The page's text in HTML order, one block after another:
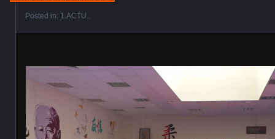
Posted in: 1.ACTU..